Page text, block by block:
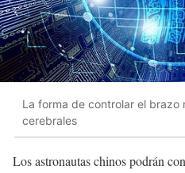
La forma de controlar el
cerebrales
Los astronautas chinos podrán